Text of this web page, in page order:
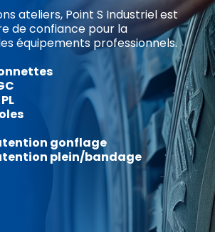
ateliers, Point S Industriel est
de confiance pour la
équipements professionnels.
gonflage
plein/bandage